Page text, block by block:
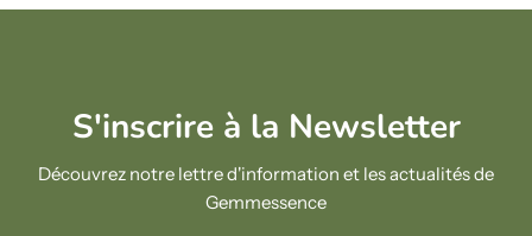
S'inscrire à la Newsletter
Découvrez notre lettre d'information et les actualités de
Gemmessence